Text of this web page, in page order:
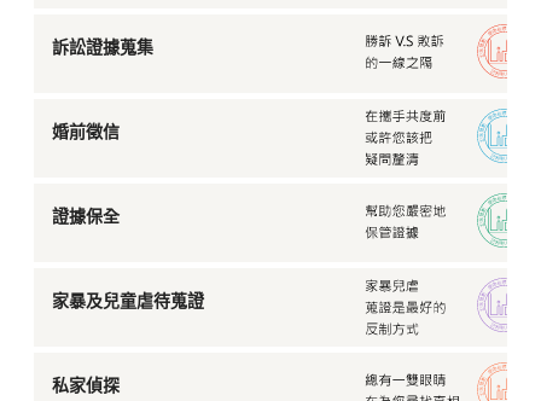
訴訟證據蒐集
婚前徵信
證據保全
家暴及兒童虐待蒐證
私家偵探